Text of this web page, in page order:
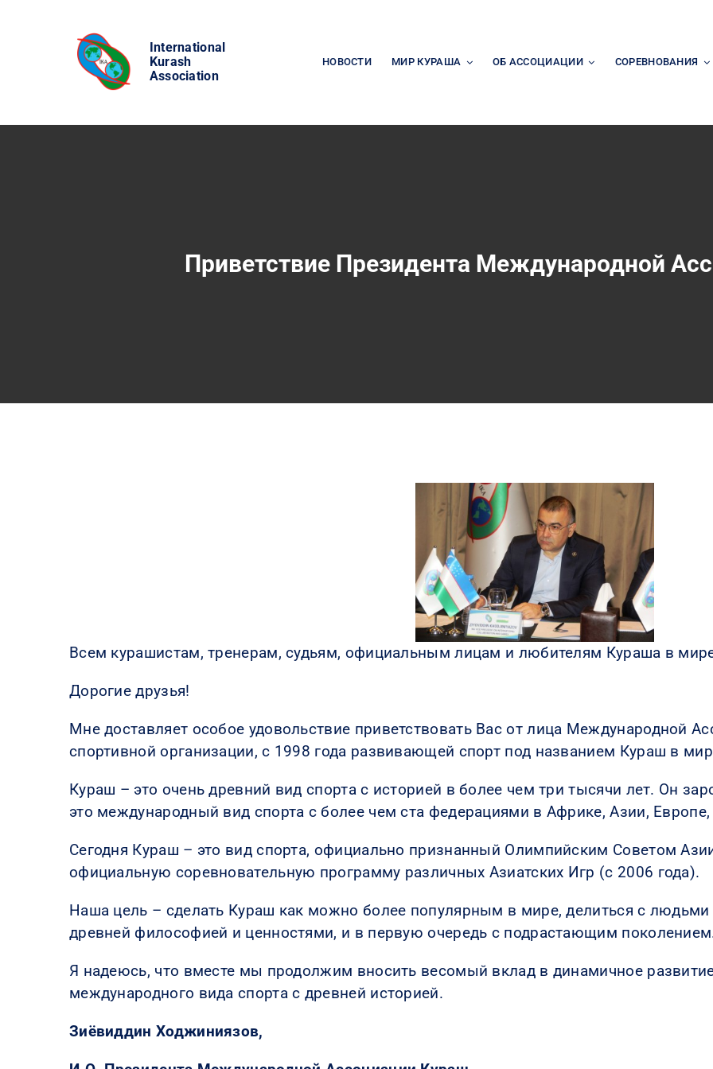
International
Kurash
Association
НОВОСТИ МИР КУРАША ОБ АССОЦИАЦИИ СОРЕВНОВАНИЯ
Приветствие Президента Международной
Всем курашистам, тренерам, судьям, официальным лицам и любителям Кураша в
Дорогие друзья!
Мне доставляет особое удовольствие приветствовать Вас от лица Международной
спортивной организации, с 1998 года развивающей спорт под названием Кураш в
Кураш – это очень древний вид спорта с историей в более чем три тысячи лет. Он
это международный вид спорта с более чем ста федерациями в Африке, Азии,
Сегодня Кураш – это вид спорта, официально признанный Олимпийским Советом
официальную соревновательную программу различных Азиатских Игр (с 2006 года).
Наша цель – сделать Кураш как можно более популярным в мире, делиться с
древней философией и ценностями, и в первую очередь с подрастающим
Я надеюсь, что вместе мы продолжим вносить весомый вклад в динамичное
международного вида спорта с древней историей.
Зиёвиддин Ходжиниязов,